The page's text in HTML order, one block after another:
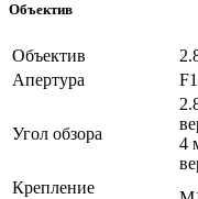
Объектив
Объектив
Апертура
Угол обзора
4
Крепление